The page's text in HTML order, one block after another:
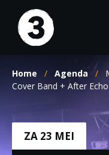
naar
Home / Agenda /
Cover Band + After
ZA 23 MEI